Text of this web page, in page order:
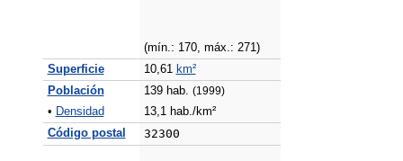
(mín.: 170, máx.: 271)
Superficie
10,61 km²
Población
139 hab. (1999)
• Densidad
13,1 hab./km²
Código postal
32300